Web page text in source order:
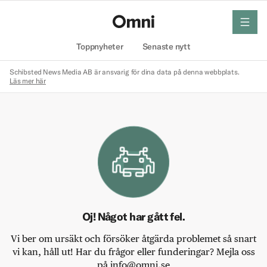
Toppnyheter Senaste nytt
meny
Schibsted News Media AB är ansvarig för dina data på denna webbplats.
Läs mer här
Oj! Något har gått fel.
Vi ber om ursäkt och försöker åtgärda problemet så snart
vi kan, håll ut! Har du frågor eller funderingar? Mejla oss